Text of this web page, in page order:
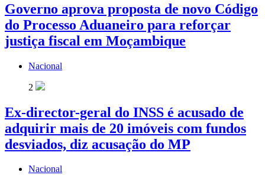
Governo aprova proposta de novo Código
do Processo Aduaneiro para reforçar
justiça fiscal em Moçambique
Nacional
2
Ex-director-geral do INSS é acusado de
adquirir mais de 20 imóveis com fundos
desviados, diz acusação do MP
Nacional